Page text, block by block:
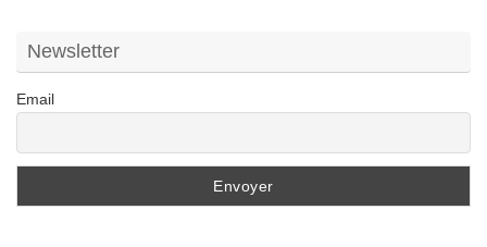
Newsletter
Email